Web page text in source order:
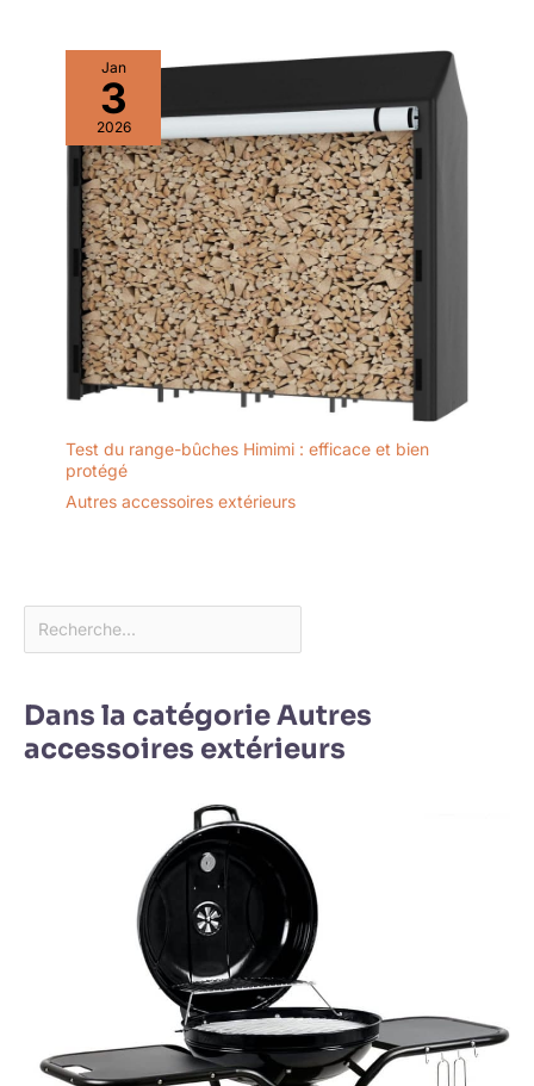
Jan
3
2026
Test du range-bûches Himimi : efficace et bien
protégé
Autres accessoires extérieurs
Dans la catégorie Autres
accessoires extérieurs